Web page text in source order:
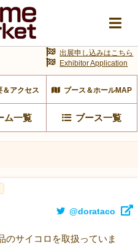
＆アクセス ブース＆ホールMAP
ム一覧 ブース一覧
出展申し込みはこちら
Exhibitor Application
@dorataco
のサイコロを取扱っていま